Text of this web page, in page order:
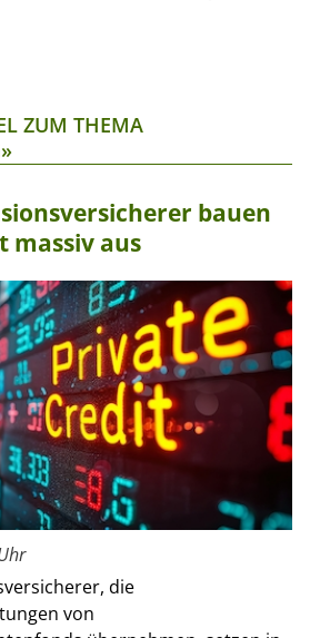
ZUM THEMA
bauen
massiv aus
die
von